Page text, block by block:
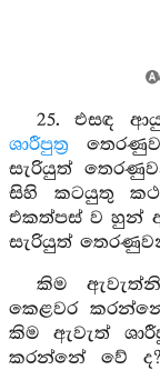
25. එසඳ
ශාරීපුත්‍ර
සැරියුත්
සිහි කටයුතු
එකත්පස් ව හුන්
සැරියුත්
කිම ඇවැත්නි,
කෙළවර
කිම ඇවැත්
කරන්නේ වේ